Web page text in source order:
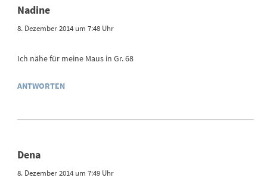
Nadine
8. Dezember 2014 um 7:48 Uhr
Ich nähe für meine Maus in Gr. 68
ANTWORTEN
Dena
8. Dezember 2014 um 7:49 Uhr